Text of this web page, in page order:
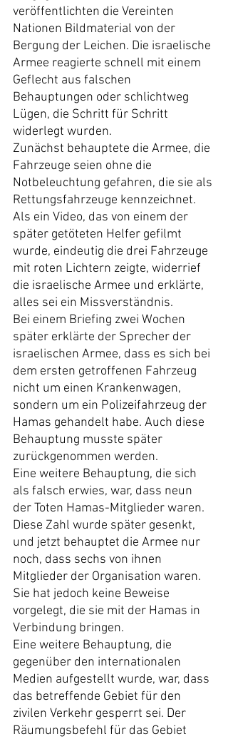
veröffentlichten die Vereinten
Nationen Bildmaterial von der
Bergung der Leichen. Die israelische
Armee reagierte schnell mit einem
Geflecht aus falschen
Behauptungen oder schlichtweg
Lügen, die Schritt für Schritt
widerlegt wurden.
Zunächst behauptete die Armee, die
Fahrzeuge seien ohne die
Notbeleuchtung gefahren, die sie als
Rettungsfahrzeuge kennzeichnet.
Als ein Video, das von einem der
später getöteten Helfer gefilmt
wurde, eindeutig die drei Fahrzeuge
mit roten Lichtern zeigte, widerrief
die israelische Armee und erklärte,
alles sei ein Missverständnis.
Bei einem Briefing zwei Wochen
später erklärte der Sprecher der
israelischen Armee, dass es sich bei
dem ersten getroffenen Fahrzeug
nicht um einen Krankenwagen,
sondern um ein Polizeifahrzeug der
Hamas gehandelt habe. Auch diese
Behauptung musste später
zurückgenommen werden.
Eine weitere Behauptung, die sich
als falsch erwies, war, dass neun
der Toten Hamas-Mitglieder waren.
Diese Zahl wurde später gesenkt,
und jetzt behauptet die Armee nur
noch, dass sechs von ihnen
Mitglieder der Organisation waren.
Sie hat jedoch keine Beweise
vorgelegt, die sie mit der Hamas in
Verbindung bringen.
Eine weitere Behauptung, die
gegenüber den internationalen
Medien aufgestellt wurde, war, dass
das betreffende Gebiet für den
zivilen Verkehr gesperrt sei. Der
Räumungsbefehl für das Gebiet